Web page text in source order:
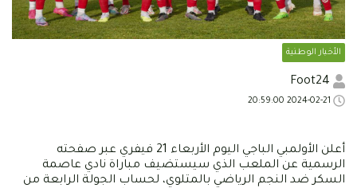
الأخبار الوطنية
أعلن الأولمبي الباجي اليوم الأربعاء 21 فيفري عبر صفحته
الرسمية عن الملعب الذي سيستضيف مباراة نادي عاصمة
السكر ضد النجم الرياضي بالمتلوي، لحساب الجولة الرابعة من